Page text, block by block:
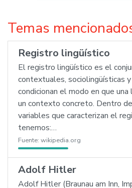
Temas
Registro lingüístico
El registro lingüístico es el
contextuales, sociolingüísticas
condicionan el modo en que una
un contexto concreto. Dentro
variables que caracterizan el
tenemos:…
Fuente: wikipedia.org
Adolf Hitler
Adolf Hitler (Braunau am Inn,